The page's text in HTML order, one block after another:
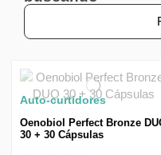
Auto-curtidores
Oenobiol Perfect Bronze
30 + 30 Cápsulas